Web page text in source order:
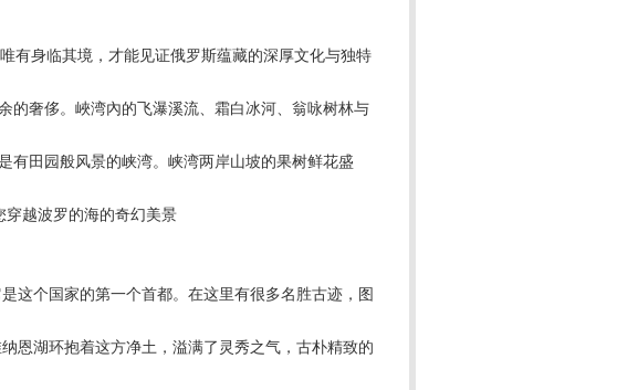
有身临其境，才能见证俄罗斯蕴藏的深厚文化与独特
的奢侈。峽湾內的飞瀑溪流、霜白冰河、翁咏树林与
田园般风景的峡湾。峡湾两岸山坡的果树鲜花盛
穿越波罗的海的奇幻美景
这个国家的第一个首都。在这里有很多名胜古迹，图
恩湖环抱着这方净土，溢满了灵秀之气，古朴精致的